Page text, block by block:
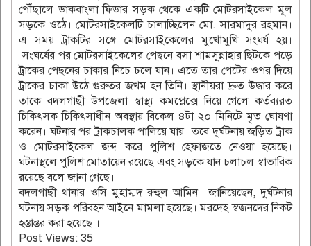
পৌঁছালে ডাকবাংলা ফিডার সড়ক থেকে একটি মোটরসাইকেল মূল
সড়কে ওঠে। মোটরসাইকেলটি চালাচ্ছিলেন মো. সারমাদুর রহমান।
এ সময় ট্রাকটির সঙ্গে মোটরসাইকেলের মুখোমুখি সংঘর্ষ হয়।
সংঘর্ষের পর মোটরসাইকেলের পেছনে বসা শামসুন্নাহার ছিটকে পড়ে
ট্রাকের পেছনের চাকার নিচে চলে যান। এতে তার পেটের ওপর দিয়ে
ট্রাকের চাকা উঠে গুরুতর জখম হন তিনি। স্থানীয়রা দ্রুত উদ্ধার করে
তাকে বদলগাছী উপজেলা স্বাস্থ্য কমপ্লেক্সে নিয়ে গেলে কর্তব্যরত
চিকিৎসক চিকিৎসাধীন অবস্থায় বিকেল ৪টা ২০ মিনিটে মৃত ঘোষণা
করেন। ঘটনার পর ট্রাকচালক পালিয়ে যায়। তবে দুর্ঘটনায় জড়িত ট্রাক
ও মোটরসাইকেল জব্দ করে পুলিশ হেফাজতে নেওয়া হয়েছে।
ঘটনাস্থলে পুলিশ মোতায়েন রয়েছে এবং সড়কে যান চলাচল স্বাভাবিক
রয়েছে বলে জানা গেছে।
বদলগাছী থানার ওসি মুহাম্মদ রুহুল আমিন জানিয়েছেন, দুর্ঘটনার
ঘটনায় সড়ক পরিবহন আইনে মামলা হয়েছে। মরদেহ স্বজনদের নিকট
হস্তান্তর করা হয়েছে ।
Post Views: 35